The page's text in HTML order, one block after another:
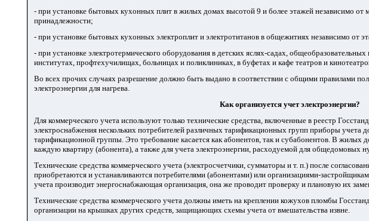
- при установке бытовых кухонных плит в жилых домах высотой 9 и более этажей независимо от
принадлежности;
- при установке бытовых кухонных электроплит и электротитанов в общежитиях независимо от
- при установке электротермического оборудования в детских яслях-садах,
институтах, профтехучилищах, больницах и поликлиниках, в буфетах и кафе театров и
Во всех прочих случаях разрешение должно быть выдано в соответствии с общими правилами
электроэнергии для нагрева.
Как организуется учет электроэнергии?
Для коммерческого учета используют только технические средства, включенные в реестр
электроснабжения нескольких потребителей различных тарификационных групп приборы учета
тарификационной группы. Это требование касается как абонентов, так и субабонентов. В жилых
каждую квартиру (абонента), а также для учета электроэнергии, расходуемой для общедомовых
Технические средства коммерческого учета (электросчетчики, сумматоры и т. п.) после
приобретаются и устанавливаются потребителями (абонентами) или организациями-
учета производит энергоснабжающая организация, она же проводит проверку и плановую их
Технические средства коммерческого учета должны иметь на креплении кожухов пломбы
организации на крышках других средств, защищающих схемы учета от вмешательства извне.